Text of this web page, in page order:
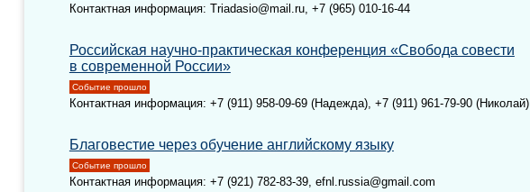
Контактная информация: Triadasio@mail.ru, +7 (965) 010-16-44
Российская научно-практическая конференция «Свобода совести
в современной России»
Событие прошло
Контактная информация: +7 (911) 958-09-69 (Надежда), +7 (911) 961-79-90 (Николай)
Благовестие через обучение английскому языку
Событие прошло
Контактная информация: +7 (921) 782-83-39, efnl.russia@gmail.com